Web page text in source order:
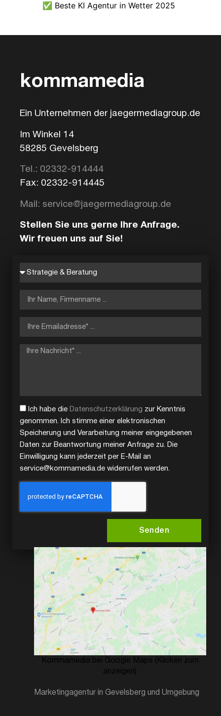
✅ Beste KI Agentur in Wetter 2025
kommamedia
Ein Unternehmen der jaegermediagroup.de
Im Winkel 14
58285 Gevelsberg
Tel.: 02332-914444
Fax: 02332-914445
Mail: service@jaegermediagroup.de
Stellen Sie uns gerne Ihre Anfrage.
Wir freuen uns auf Sie!
Ich habe die Datenschutzerklärung zur Kenntnis
genommen. Ich stimme einer elektronischen
Speicherung und Verarbeitung meiner eingegebenen
Daten zur Beantwortung meiner Anfrage zu. Die
Einwilligung kann jederzeit per E-Mail an
service@kommamedia.de widerrufen werden.
Senden
Kommamedia bei Google Maps (Klicken zum
anzeigen)
Marketingagentur in Gevelsberg und Umgebung